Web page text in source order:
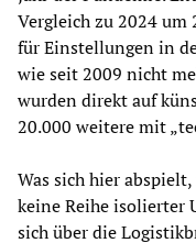
Vergleich zu 2024 um
für Einstellungen in
wie seit 2009 nicht
wurden direkt auf
20.000 weitere mit
Was sich hier
keine Reihe isolierter
sich über die